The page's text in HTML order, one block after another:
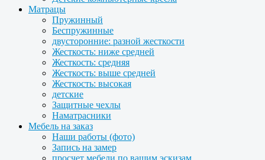
Матрацы
Пружинный
Беспружинные
двусторонние: разной жесткости
Жесткость: ниже средней
Жесткость: средняя
Жесткость: выше средней
Жесткость: высокая
детские
Защитные чехлы
Наматрасники
Мебель на заказ
Наши работы (фото)
Запись на замер
просчет мебели по вашим эскизам